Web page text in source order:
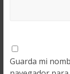
Guarda mi